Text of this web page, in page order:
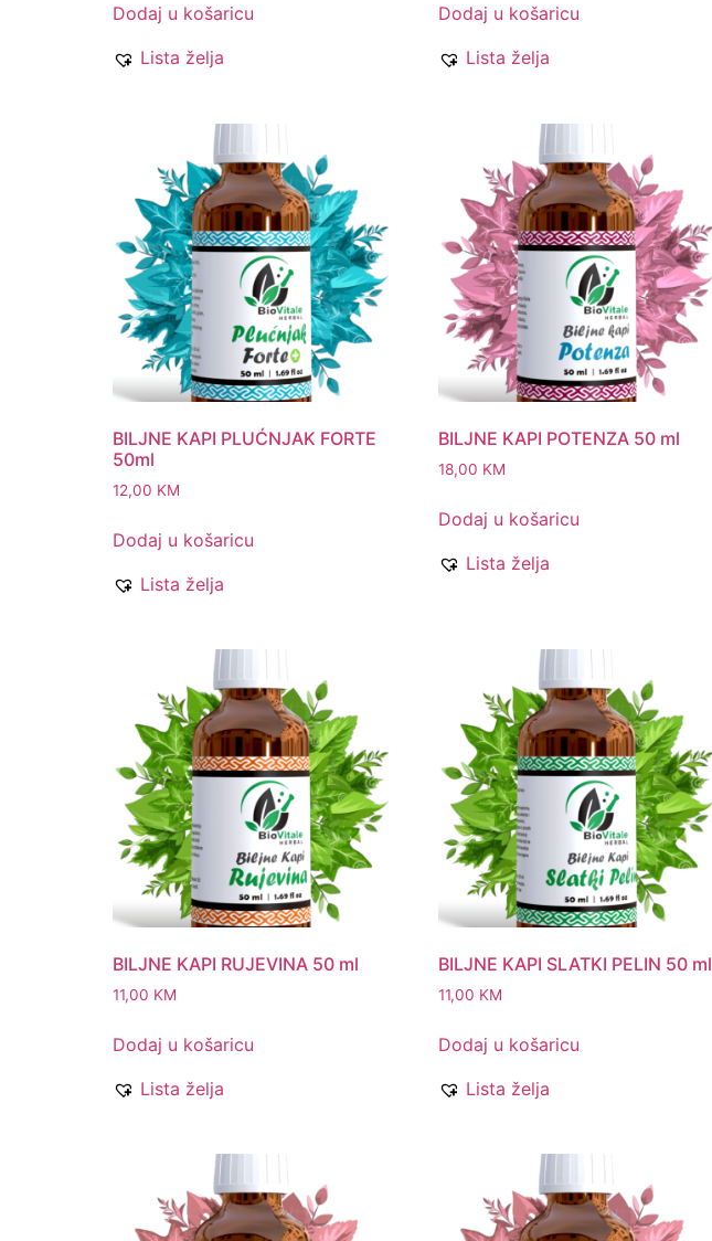
Dodaj u košaricu
Lista želja
Dodaj u košaricu
Lista želja
BILJNE KAPI PLUĆNJAK FORTE
50ml
12,00 KM
Dodaj u košaricu
Lista želja
BILJNE KAPI POTENZA 50 ml
18,00 KM
Dodaj u košaricu
Lista želja
BILJNE KAPI RUJEVINA 50 ml
11,00 KM
Dodaj u košaricu
Lista želja
BILJNE KAPI SLATKI PELIN 50 ml
11,00 KM
Dodaj u košaricu
Lista želja